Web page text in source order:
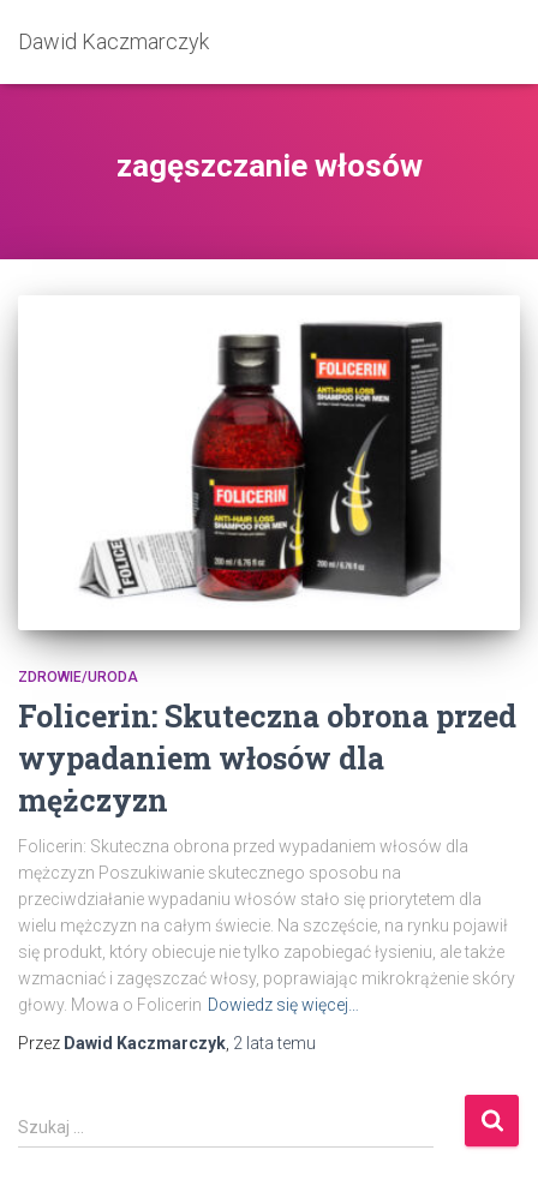
Dawid Kaczmarczyk
zagęszczanie włosów
ZDROWIE/URODA
Folicerin: Skuteczna obrona przed
wypadaniem włosów dla
mężczyzn
Folicerin: Skuteczna obrona przed wypadaniem włosów dla
mężczyzn Poszukiwanie skutecznego sposobu na
przeciwdziałanie wypadaniu włosów stało się priorytetem dla
wielu mężczyzn na całym świecie. Na szczęście, na rynku pojawił
się produkt, który obiecuje nie tylko zapobiegać łysieniu, ale także
wzmacniać i zagęszczać włosy, poprawiając mikrokrążenie skóry
głowy. Mowa o Folicerin Dowiedz się więcej…
Przez Dawid Kaczmarczyk 2 latatemu
S
z
Szukaj …